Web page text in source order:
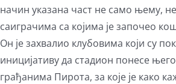
начин указана част не само њему,
саиграчима са којима је започео
Он је захвалио клубовима који су
иницијативу да стадион понесе
грађанима Пирота, за које је како